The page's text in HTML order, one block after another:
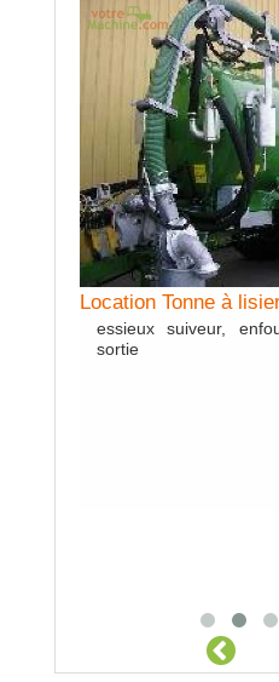
Location Tonne à
essieux suiveur,
sortie